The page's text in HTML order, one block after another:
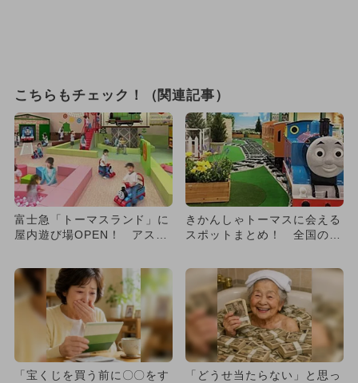
こちらもチェック！（関連記事）
富士急「トーマスランド」に
屋内遊び場OPEN！ アスレ
きかんしゃトーマスに会える
スポットまとめ！ 全国の施
「宝くじを買う前に〇〇をす
「どうせ当たらない」と思っ